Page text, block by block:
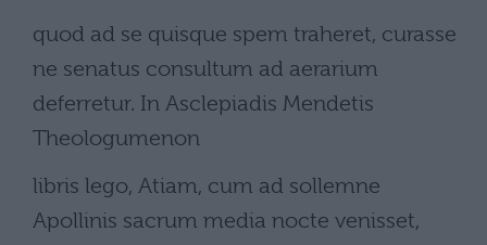
quod ad se quisque spem traheret, curasse
ne senatus consultum ad aerarium
deferretur. In Asclepiadis Mendetis
Theologumenon
libris lego, Atiam, cum ad sollemne
Apollinis sacrum media nocte venisset,